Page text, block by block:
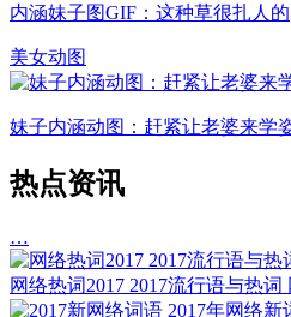
内涵妹子图GIF：这种草很扎人的
美女动图
妹子内涵动图：赶紧让老婆来学
热点资讯
…
网络热词2017 2017流行语与热